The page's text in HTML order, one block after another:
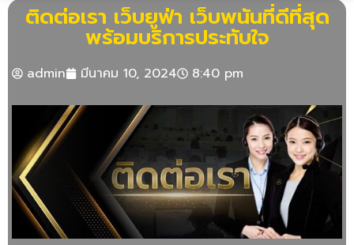
ติดต่อเรา เว็บยูฟ่า เว็บพนันที่ดีที่สุด
พร้อมบริการประทับใจ
admin มีนาคม 10, 2024 8:40 pm